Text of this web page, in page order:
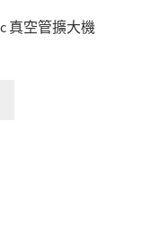
真空管擴大機